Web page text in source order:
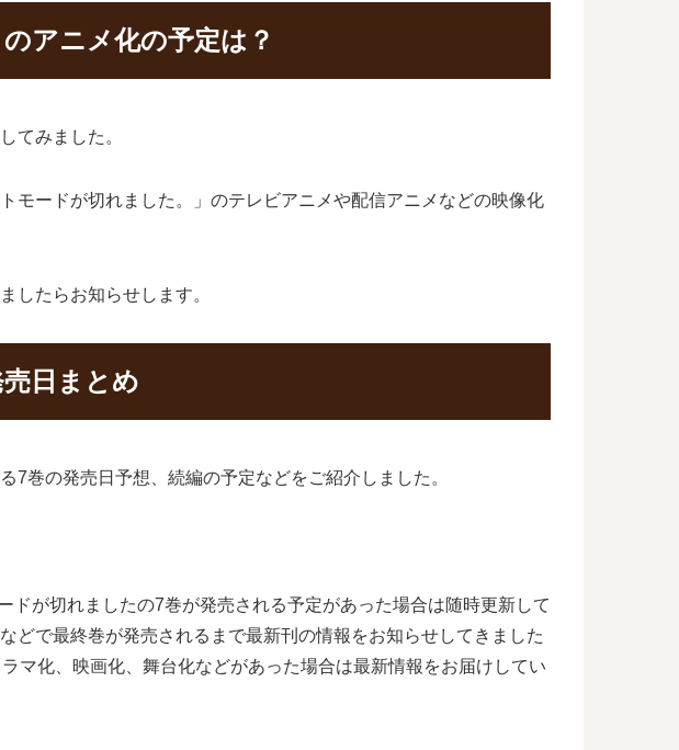
アニメ化の予定は？
てみました。
モードが切れました。」のテレビアニメや配信アニメなどの映像化
したらお知らせします。
日まとめ
巻の発売日予想、続編の予定などをご紹介しました。
が切れましたの7巻が発売される予定があった場合は随時更新して
どで最終巻が発売されるまで最新刊の情報をお知らせしてきました
マ化、映画化、舞台化などがあった場合は最新情報をお届けしてい